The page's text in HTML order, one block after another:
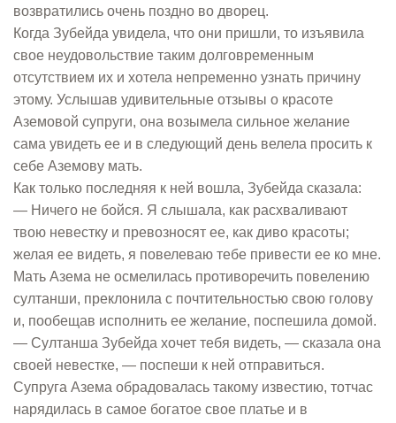
возвратились очень поздно во дворец.
Когда Зубейда увидела, что они пришли, то изъявила
свое неудовольствие таким долговременным
отсутствием их и хотела непременно узнать причину
этому. Услышав удивительные отзывы о красоте
Аземовой супруги, она возымела сильное желание
сама увидеть ее и в следующий день велела просить к
себе Аземову мать.
Как только последняя к ней вошла, Зубейда сказала:
— Ничего не бойся. Я слышала, как расхваливают
твою невестку и превозносят ее, как диво красоты;
желая ее видеть, я повелеваю тебе привести ее ко мне.
Мать Азема не осмелилась противоречить повелению
султанши, преклонила с почтительностью свою голову
и, пообещав исполнить ее желание, поспешила домой.
— Султанша Зубейда хочет тебя видеть, — сказала она
своей невестке, — поспеши к ней отправиться.
Супруга Азема обрадовалась такому известию, тотчас
нарядилась в самое богатое свое платье и в